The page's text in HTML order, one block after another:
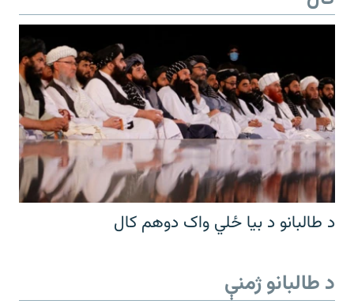
د طالبانو د بیا ځلي واک دوهم کال
د طالبانو ژمنې